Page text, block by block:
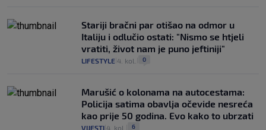
Stariji bračni par otišao na odmor u
Italiju i odlučio ostati: "Nismo se htjeli
vratiti, život nam je puno jeftiniji"
LIFESTYLE 4. kol. 0
Marušić o kolonama na autocestama:
Policija satima obavlja očevide nesreća
kao prije 50 godina. Evo kako to ubrzati
VIJESTI 4. kol. 6